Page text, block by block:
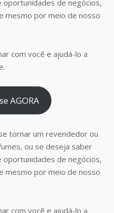
de negócios,
mesmo por meio de nosso
com você e ajudá-lo a
AGORA
tornar um revendedor ou
ou se deseja saber
de negócios,
mesmo por meio de nosso
com você e ajudá-lo a